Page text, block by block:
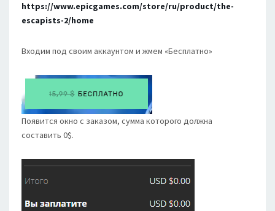
https://www.epicgames.com/store/ru/product/the-
escapists-2/home
Входим под своим аккаунтом и жмем «Бесплатно»
Появится окно с заказом, сумма которого должна
составить 0$.